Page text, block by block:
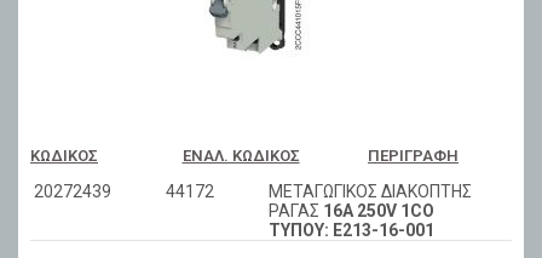
ΚΩΔΙΚΌΣ ΕΝΑΛ. ΚΩΔΙΚΌΣ ΠΕΡΙΓΡΑΦΉ
20272439 44172
ΜΕΤΑΓΩΓΙΚΟΣ ΔΙΑΚΟΠΤΗΣ
ΡΑΓΑΣ 16Α 250V 1CO
ΤΥΠΟΥ: Ε213-16-001